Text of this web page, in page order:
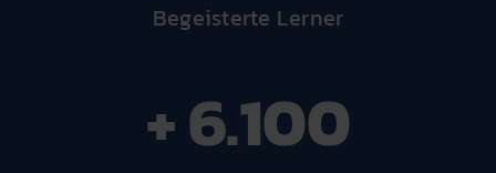
Begeisterte Lerner
+ 6.100